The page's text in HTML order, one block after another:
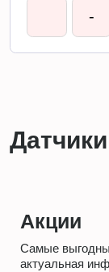
-
Акции
Самые
актуальная